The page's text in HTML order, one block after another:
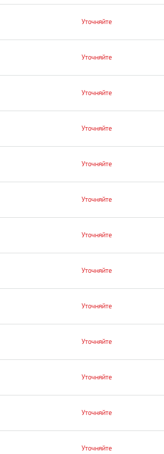
Уточняйте
Уточняйте
Уточняйте
Уточняйте
Уточняйте
Уточняйте
Уточняйте
Уточняйте
Уточняйте
Уточняйте
Уточняйте
Уточняйте
Уточняйте